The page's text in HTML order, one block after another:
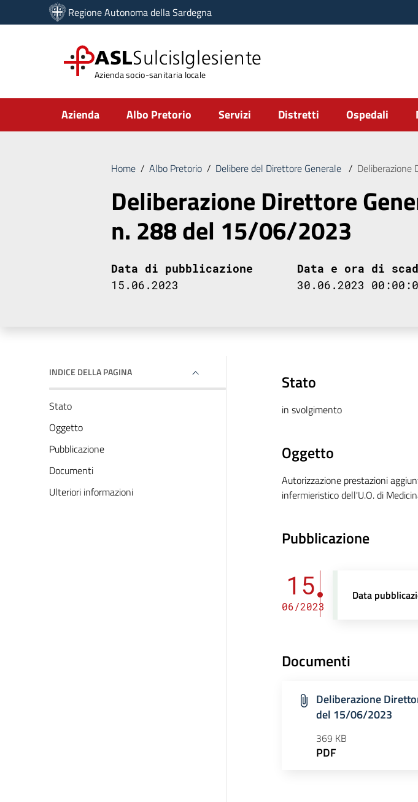
Vai ai contenuti
Vai al menu di navigazione
Regione Autonoma della Sardegna
ASLSulcisIglesiente
Azienda socio-sanitaria locale
Submenu
Azienda Albo Pretorio Servizi Distretti Ospedali
Home / Albo Pretorio / Delibere del Direttore Generale /
Deliberazione Direttore
n. 288 del 15/06/2023
Data di pubblicazione
15.06.2023
Data e ora di
30.06.2023
INDICE DELLA PAGINA
Stato
Oggetto
Pubblicazione
Documenti
Ulteriori informazioni
Stato
in svolgimento
Oggetto
Autorizzazione prestazioni
infermieristico dell'U.O. di
Pubblicazione
15
06/2023
Data
Documenti
Deliberazione
del 15/06/2023
369 KB
PDF